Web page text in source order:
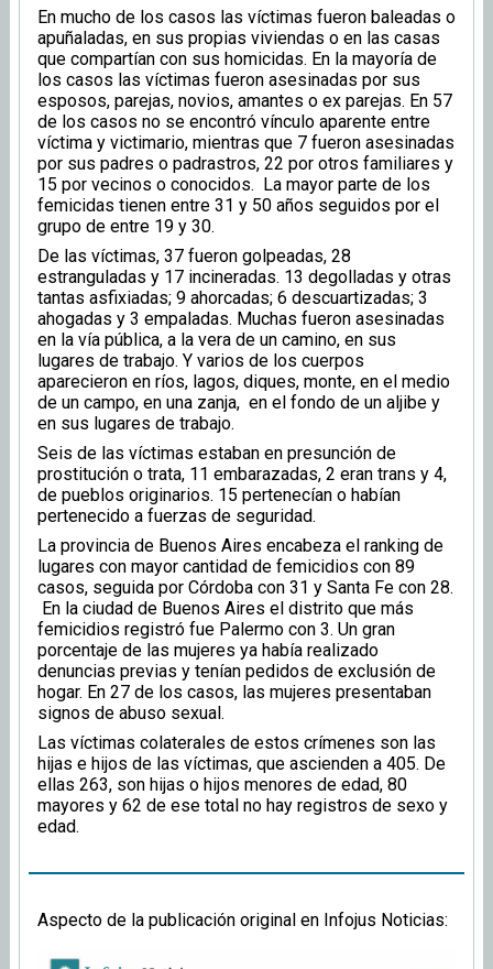
En mucho de los casos las víctimas fueron baleadas o
apuñaladas, en sus propias viviendas o en las casas
que compartían con sus homicidas. En la mayoría de
los casos las víctimas fueron asesinadas por sus
esposos, parejas, novios, amantes o ex parejas. En 57
de los casos no se encontró vínculo aparente entre
víctima y victimario, mientras que 7 fueron asesinadas
por sus padres o padrastros, 22 por otros familiares y
15 por vecinos o conocidos. La mayor parte de los
femicidas tienen entre 31 y 50 años seguidos por el
grupo de entre 19 y 30.
De las víctimas, 37 fueron golpeadas, 28
estranguladas y 17 incineradas. 13 degolladas y otras
tantas asfixiadas; 9 ahorcadas; 6 descuartizadas; 3
ahogadas y 3 empaladas. Muchas fueron asesinadas
en la vía pública, a la vera de un camino, en sus
lugares de trabajo. Y varios de los cuerpos
aparecieron en ríos, lagos, diques, monte, en el medio
de un campo, en una zanja, en el fondo de un aljibe y
en sus lugares de trabajo.
Seis de las víctimas estaban en presunción de
prostitución o trata, 11 embarazadas, 2 eran trans y 4,
de pueblos originarios. 15 pertenecían o habían
pertenecido a fuerzas de seguridad.
La provincia de Buenos Aires encabeza el ranking de
lugares con mayor cantidad de femicidios con 89
casos, seguida por Córdoba con 31 y Santa Fe con 28.
En la ciudad de Buenos Aires el distrito que más
femicidios registró fue Palermo con 3. Un gran
porcentaje de las mujeres ya había realizado
denuncias previas y tenían pedidos de exclusión de
hogar. En 27 de los casos, las mujeres presentaban
signos de abuso sexual.
Las víctimas colaterales de estos crímenes son las
hijas e hijos de las víctimas, que ascienden a 405. De
ellas 263, son hijas o hijos menores de edad, 80
mayores y 62 de ese total no hay registros de sexo y
edad.
Aspecto de la publicación original en Infojus Noticias: